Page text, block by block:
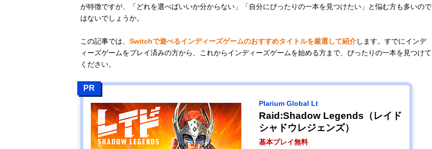
が特徴ですが、「どれを選べばいいか分からない」「自分にぴったりの一本を見つけたい」と悩む方も多いので
はないでしょうか。
この記事では、 Switchで遊べるインディーズゲームのおすすめタイトルを厳選して紹介します。すでにインデ
ィーズゲームをプレイ済みの方から、これからインディーズゲームを始める方まで、ぴったりの一本を見つけて
ください。
PR
Plarium Global Lt
Raid:Shadow Legends（レイド
シャドウレジェンズ）
基本プレイ無料